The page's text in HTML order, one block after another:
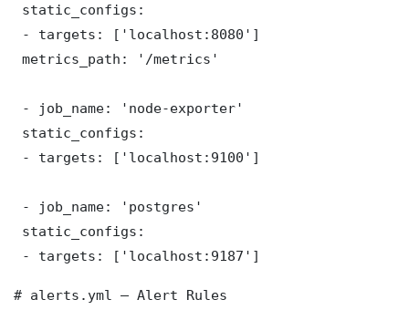
static_configs:
- targets: ['localhost:8080']
metrics_path: '/metrics'
- job_name: 'node-exporter'
static_configs:
- targets: ['localhost:9100']
- job_name: 'postgres'
static_configs:
- targets: ['localhost:9187']
# alerts.yml — Alert Rules